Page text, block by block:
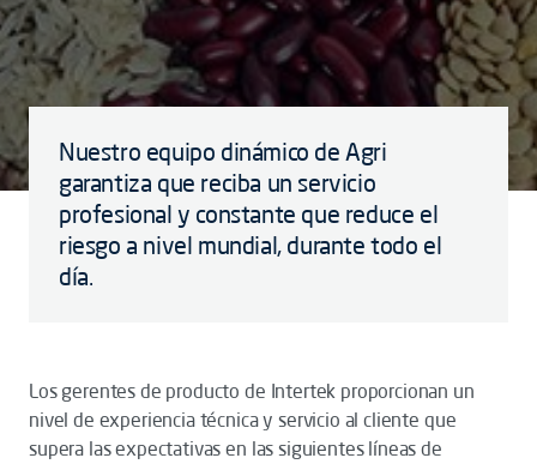
Nuestro equipo dinámico de Agri
garantiza que reciba un servicio
profesional y constante que reduce el
riesgo a nivel mundial, durante todo el
día.
Los gerentes de producto de Intertek proporcionan un
nivel de experiencia técnica y servicio al cliente que
supera las expectativas en las siguientes líneas de